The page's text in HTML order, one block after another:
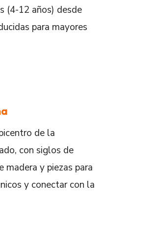
(4-12 años) desde
para mayores
de la
con siglos de
madera y piezas para
y conectar con la